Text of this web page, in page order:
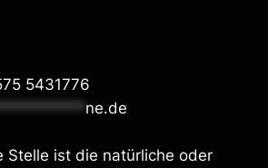
5431776
ne.de
Stelle ist die natürliche oder